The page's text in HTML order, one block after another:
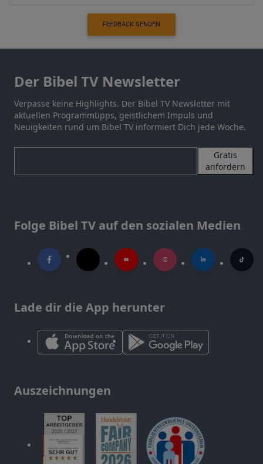
FEEDBACK SENDEN
Der Bibel TV Newsletter
Verpasse keine Highlights. Der Bibel TV Newsletter mit
aktuellen Programmtipps, geistlichem Impuls und
Neuigkeiten rund um Bibel TV informiert Dich jede Woche.
Gratis
anfordern
Folge Bibel TV auf den sozialen Medien
Lade dir die App herunter
Auszeichnungen